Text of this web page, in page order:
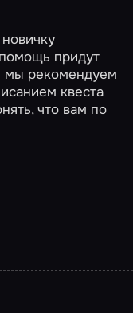
придут
мы рекомендуем
квеста
что вам по